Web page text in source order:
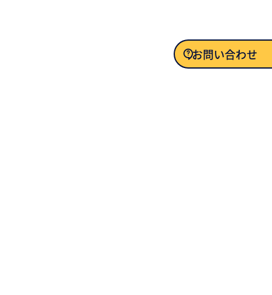
お問い合わせ